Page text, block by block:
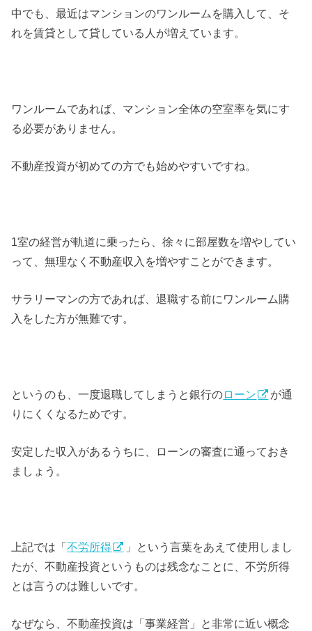
中でも、最近はマンションのワンルームを購入して、そ
れを賃貸として貸している人が増えています。
ワンルームであれば、マンション全体の空室率を気にす
る必要がありません。
不動産投資が初めての方でも始めやすいですね。
1室の経営が軌道に乗ったら、徐々に部屋数を増やしてい
って、無理なく不動産収入を増やすことができます。
サラリーマンの方であれば、退職する前にワンルーム購
入をした方が無難です。
というのも、一度退職してしまうと銀行のローン
が通
りにくくなるためです。
安定した収入があるうちに、ローンの審査に通っておき
ましょう。
上記では「不労所得
」という言葉をあえて使用しまし
たが、不動産投資というものは残念なことに、不労所得
とは言うのは難しいです。
なぜなら、不動産投資は「事業経営」と非常に近い概念